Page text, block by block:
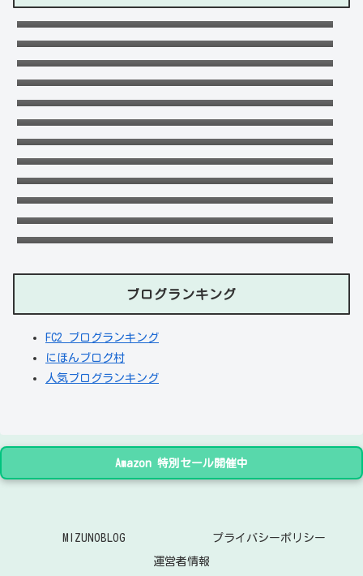
リカ人のハーフ！7人大家族！
Lazの彼女や身長に大学・年齢は？イケメン
プロゲーマーの経歴！【ZETA】
竹下パラダイスだーご本名や年齢に身長は？
恋愛対象やイケメンかも調査！
千早茜の恋人や結婚した夫は誰？子供や本名
に高校は？引越は離婚が理由？
可愛い政田夢乃選手に彼氏の存在が気にな
る！本当に不倫をしているのか？家族構成が
どうなっているのか？を徹底調査！
末永けいの経歴や学歴(高校大学)は？妻(嫁)
は末永ゆかりで離婚した？
福田こうへいの結婚相手の嫁(妻)や子供
(娘・息子)など家族構成まとめ！
おだけいの元カノ人気歌手はちゃんみな！過
去の匂わせや動画流出の犯人は？
ドンマイ川端は結婚した嫁がいる？母親・兄
妹・父親に年収や学歴経歴も！
五条院凌のすっぴんや足太い画像がヤバい！
本当は美脚でスタイル良い？
デジポリスは東京だけ？大阪や埼玉・神奈
川・愛知など他の地域にもある？
フジロック2023民間駐車場予約方法！当日受
付や出し入れOKか調査！
ブログランキング
FC2 ブログランキング
にほんブログ村
人気ブログランキング
Amazon 特別セール開催中
MIZUNOBLOG プライバシーポリシー
運営者情報